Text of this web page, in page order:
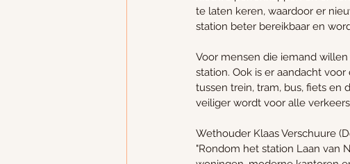
te laten keren, waardoor er
station beter bereikbaar en
Voor mensen die iemand
station. Ook is er aandacht
tussen trein, tram, bus, fiets en
veiliger wordt voor alle
Wethouder Klaas Verschuure
"Rondom het station Laan van